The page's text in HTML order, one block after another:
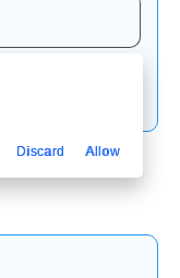
Discard Allow